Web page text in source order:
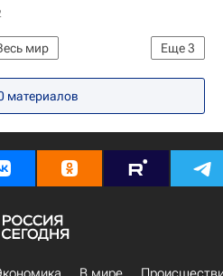
Еще3
мир
Песков
Россия
материалов